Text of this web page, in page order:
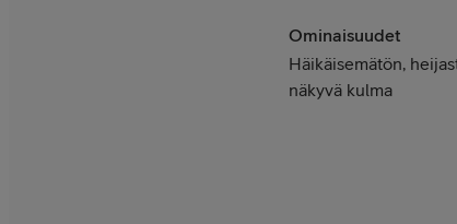
Ominaisuudet
Häikäisemätön,
näkyvä kulma